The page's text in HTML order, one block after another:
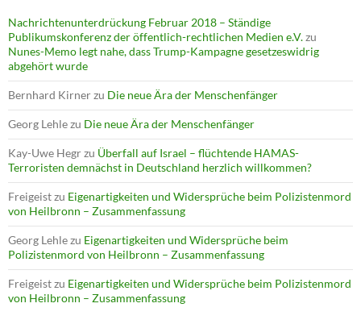
Nachrichtenunterdrückung Februar 2018 – Ständige
Publikumskonferenz der öffentlich-rechtlichen Medien e.V.zu
Nunes-Memo legt nahe, dass Trump-Kampagne gesetzeswidrig
abgehört wurde
Bernhard Kirnerzu Die neue Ära der Menschenfänger
Georg Lehlezu Die neue Ära der Menschenfänger
Kay-Uwe Hegrzu Überfall auf Israel – flüchtende HAMAS-
Terroristen demnächst in Deutschland herzlich willkommen?
Freigeistzu Eigenartigkeiten und Widersprüche beim Polizistenmord
von Heilbronn – Zusammenfassung
Georg Lehlezu Eigenartigkeiten und Widersprüche beim
Polizistenmord von Heilbronn – Zusammenfassung
Freigeistzu Eigenartigkeiten und Widersprüche beim Polizistenmord
von Heilbronn – Zusammenfassung